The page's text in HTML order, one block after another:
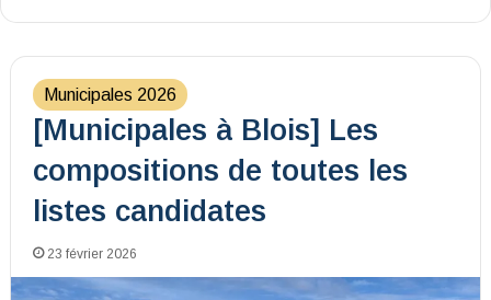
Municipales 2026
[Municipales à Blois] Les
compositions de toutes les
listes candidates
23 février 2026